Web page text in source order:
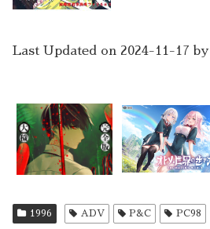
Last Updated on 2024-11-17 by
1996 ADV P&C PC98